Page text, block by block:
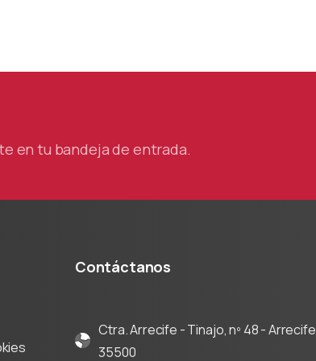
Comercio
en tu bandeja de entrada.
Contáctanos
Ctra. Arrecife - Tinajo, nº 48 - Arrecife
35500